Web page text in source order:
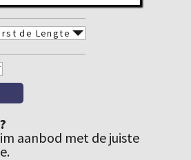
aanbod met de juiste